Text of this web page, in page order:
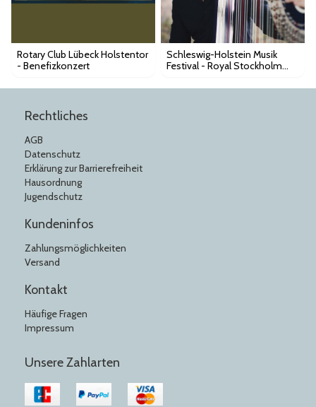
Rotary Club Lübeck Holstentor
- Benefizkonzert
Schleswig-Holstein Musik
Festival - Royal Stockholm
Rechtliches
AGB
Datenschutz
Erklärung zur Barrierefreiheit
Hausordnung
Jugendschutz
Kundeninfos
Zahlungsmöglichkeiten
Versand
Kontakt
Häufige Fragen
Impressum
Unsere Zahlarten